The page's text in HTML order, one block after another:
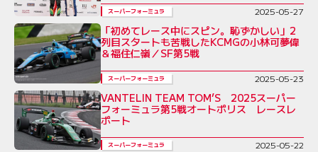
スーパーフォーミュラ 2025-05-27
「初めてレース中にスピン。恥ずかしい」2
列目スタートも苦戦したKCMGの小林可夢偉
＆福住仁嶺／SF第5戦
スーパーフォーミュラ 2025-05-23
VANTELIN TEAM TOM’S 2025スーパー
フォーミュラ第5戦オートポリス レースレ
ポート
スーパーフォーミュラ 2025-05-22